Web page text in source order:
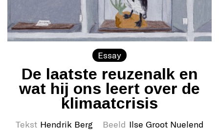
Essay
De laatste reuzenalk en
wat hij ons leert over de
klimaatcrisis
Tekst Hendrik Berg Beeld Ilse Groot Nuelend